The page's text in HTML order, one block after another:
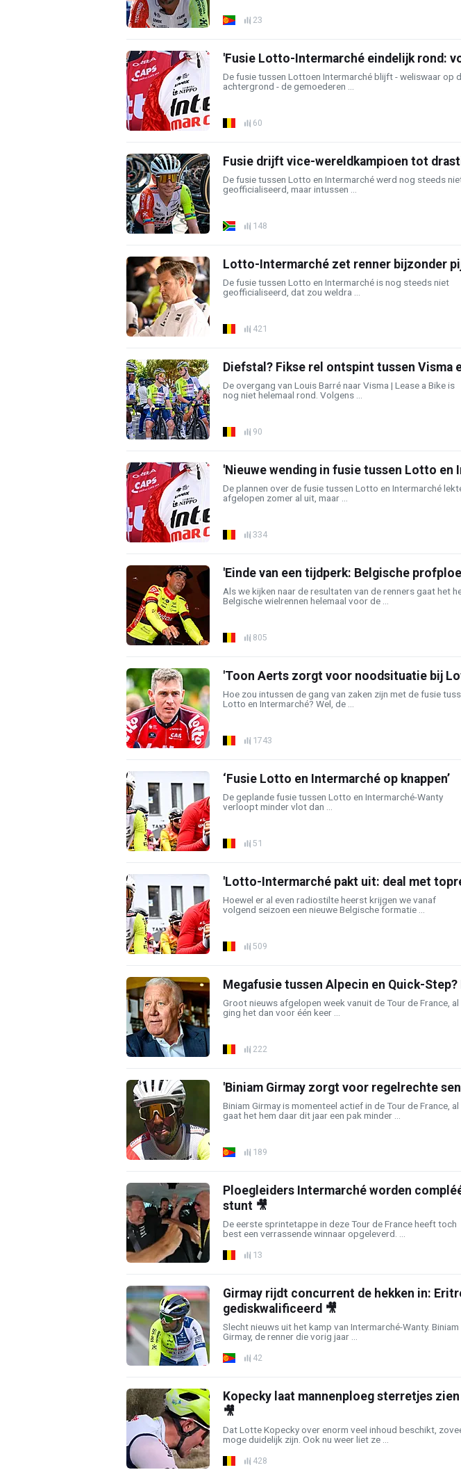
23
'Fusie Lotto-Intermarché eindelijk rond:
De fusie tussen Lottoen Intermarché blijft - weliswaar op
achtergrond - de gemoederen ...
60
Fusie drijft vice-wereldkampioen tot
De fusie tussen Lotto en Intermarché werd nog steeds
geofficialiseerd, maar intussen ...
148
Lotto-Intermarché zet renner bijzonder
De fusie tussen Lotto en Intermarché is nog steeds niet
geofficialiseerd, dat zou weldra ...
421
Diefstal? Fikse rel ontspint tussen Visma
De overgang van Louis Barré naar Visma | Lease a Bike is
nog niet helemaal rond. Volgens ...
90
'Nieuwe wending in fusie tussen Lotto en
De plannen over de fusie tussen Lotto en Intermarché
afgelopen zomer al uit, maar ...
334
'Einde van een tijdperk: Belgische
Als we kijken naar de resultaten van de renners gaat het
Belgische wielrennen helemaal voor de ...
805
'Toon Aerts zorgt voor noodsituatie bij
Hoe zou intussen de gang van zaken zijn met de fusie
Lotto en Intermarché? Wel, de ...
1743
‘Fusie Lotto en Intermarché op knappen’
De geplande fusie tussen Lotto en Intermarché-Wanty
verloopt minder vlot dan ...
51
'Lotto-Intermarché pakt uit: deal met
Hoewel er al even radiostilte heerst krijgen we vanaf
volgend seizoen een nieuwe Belgische formatie ...
509
Megafusie tussen Alpecin en Quick-
Groot nieuws afgelopen week vanuit de Tour de France, al
ging het dan voor één keer ...
222
'Biniam Girmay zorgt voor regelrechte
Biniam Girmay is momenteel actief in de Tour de France, al
gaat het hem daar dit jaar een pak minder ...
189
Ploegleiders Intermarché worden
stunt 🎥
De eerste sprintetappe in deze Tour de France heeft toch
best een verrassende winnaar opgeleverd. ...
13
Girmay rijdt concurrent de hekken in:
gediskwalificeerd 🎥
Slecht nieuws uit het kamp van Intermarché-Wanty. Biniam
Girmay, de renner die vorig jaar ...
42
Kopecky laat mannenploeg sterretjes
🎥
Dat Lotte Kopecky over enorm veel inhoud beschikt,
moge duidelijk zijn. Ook nu weer liet ze ...
428